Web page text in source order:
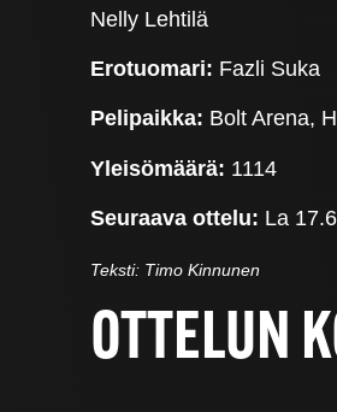
Nelly Lehtilä
Erotuomari: Fazli Suka
Pelipaikka: Bolt Arena,
Yleisömäärä: 1114
Seuraava ottelu: La
Teksti: Timo Kinnunen
OTTELUN